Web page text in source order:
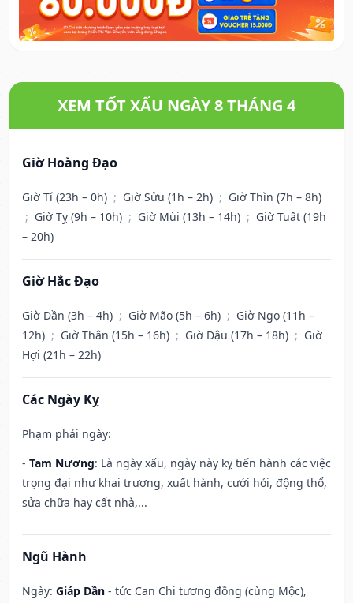
XEM TỐT XẤU NGÀY 8 THÁNG 4
Giờ Hoàng Đạo
Giờ Tí (23h – 0h) ; Giờ Sửu (1h – 2h) ; Giờ Thìn (7h – 8h)
; Giờ Tỵ (9h – 10h) ; Giờ Mùi (13h – 14h) ; Giờ Tuất (19h
– 20h)
Giờ Hắc Đạo
Giờ Dần (3h – 4h) ; Giờ Mão (5h – 6h) ; Giờ Ngọ (11h –
12h) ; Giờ Thân (15h – 16h) ; Giờ Dậu (17h – 18h) ; Giờ
Hợi (21h – 22h)
Các Ngày Kỵ
Phạm phải ngày:
- Tam Nương: Là ngày xấu, ngày này kỵ tiến hành các việc
trọng đại như khai trương, xuất hành, cưới hỏi, động thổ,
sửa chữa hay cất nhà,...
Ngũ Hành
Ngày: Giáp Dần - tức Can Chi tương đồng (cùng Mộc),